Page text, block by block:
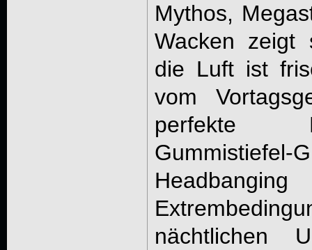
Mythos,
Wacken zeigt
die Luft ist
vom
perfekte
nächtlichen